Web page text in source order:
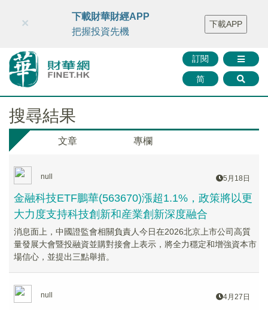
財華智庫網 FINTV FINMETA 財華證券 媒體矩陣
智庫沙龍
聯絡我們
訂閱
简
×
下載財華財經APP
把握投資先機
下載APP
搜尋結果
文章 專欄
null 5月18日
金融科技ETF鵬華(563670)漲超1.1%，政策將以更
大力度支持科技創新和産業創新深度融合
消息面上，中國證監會相關負責人今日在2026北京上市公司高質
量發展大會暨投融資並購對接會上表示，將全力穩定和增強資本市
場信心，並提出三點舉措。
null 4月27日